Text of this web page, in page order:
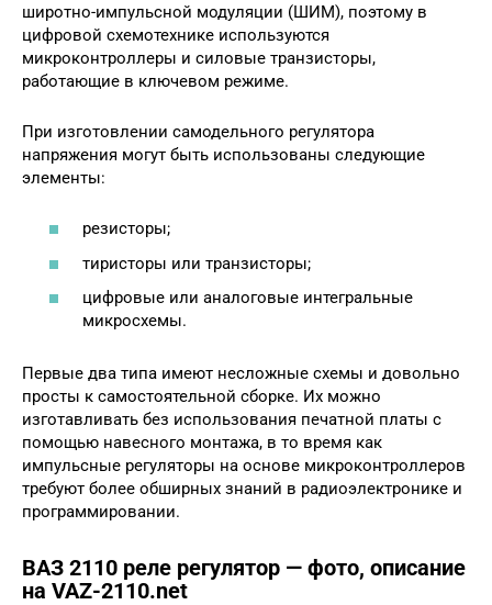
широтно-импульсной модуляции (ШИМ), поэтому в
цифровой схемотехнике используются
микроконтроллеры и силовые транзисторы,
работающие в ключевом режиме.
При изготовлении самодельного регулятора
напряжения могут быть использованы следующие
элементы:
резисторы;
тиристоры или транзисторы;
цифровые или аналоговые интегральные
микросхемы.
Первые два типа имеют несложные схемы и довольно
просты к самостоятельной сборке. Их можно
изготавливать без использования печатной платы с
помощью навесного монтажа, в то время как
импульсные регуляторы на основе микроконтроллеров
требуют более обширных знаний в радиоэлектронике и
программировании.
ВАЗ 2110 реле регулятор — фото, описание
на VAZ-2110.net